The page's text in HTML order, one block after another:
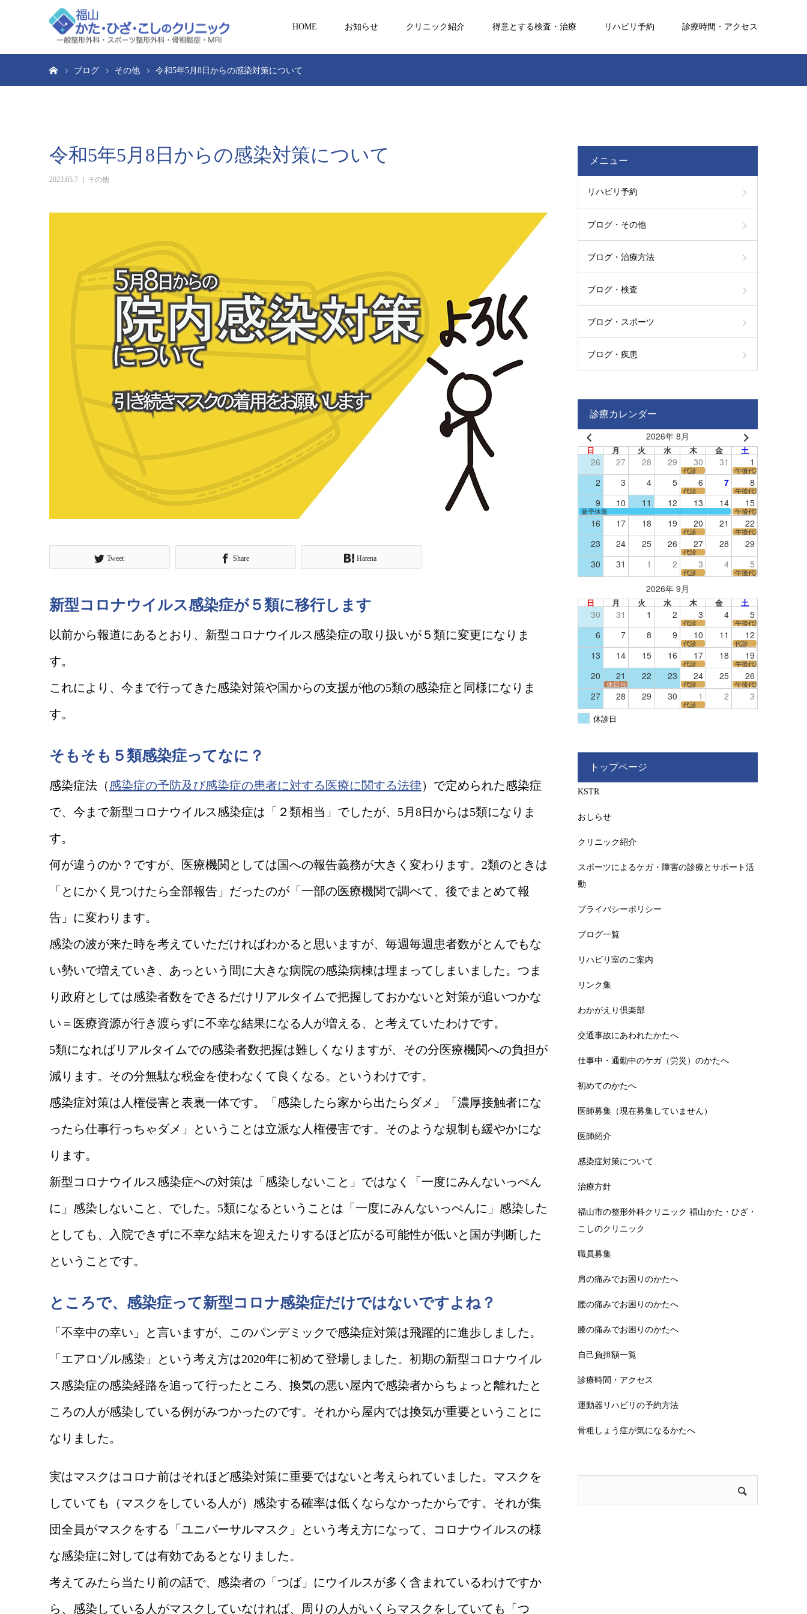
HOME お知らせ クリニック紹介 得意とする検査・治療 リハビリ予約 診療時間・アクセス
ブログ その他 令和5年5月8日からの感染対策について
令和5年5月8日からの感染対策について
2023.05.7 その他
Tweet Share Hatena
新型コロナウイルス感染症が５類に移行します
以前から報道にあるとおり、新型コロナウイルス感染症の取り扱いが５類に変更になりま
す。
これにより、今まで行ってきた感染対策や国からの支援が他の5類の感染症と同様になりま
す。
そもそも５類感染症ってなに？
感染症法（感染症の予防及び感染症の患者に対する医療に関する法律）で定められた感染症
で、今まで新型コロナウイルス感染症は「２類相当」でしたが、5月8日からは5類になりま
す。
何が違うのか？ですが、医療機関としては国への報告義務が大きく変わります。2類のときは
「とにかく見つけたら全部報告」だったのが「一部の医療機関で調べて、後でまとめて報
告」に変わります。
感染の波が来た時を考えていただければわかると思いますが、毎週毎週患者数がとんでもな
い勢いで増えていき、あっという間に大きな病院の感染病棟は埋まってしまいました。つま
り政府としては感染者数をできるだけリアルタイムで把握しておかないと対策が追いつかな
い＝医療資源が行き渡らずに不幸な結果になる人が増える、と考えていたわけです。
5類になればリアルタイムでの感染者数把握は難しくなりますが、その分医療機関への負担が
減ります。その分無駄な税金を使わなくて良くなる。というわけです。
感染症対策は人権侵害と表裏一体です。「感染したら家から出たらダメ」「濃厚接触者にな
ったら仕事行っちゃダメ」ということは立派な人権侵害です。そのような規制も緩やかにな
ります。
新型コロナウイルス感染症への対策は「感染しないこと」ではなく「一度にみんないっぺん
に」感染しないこと、でした。5類になるということは「一度にみんないっぺんに」感染した
としても、入院できずに不幸な結末を迎えたりするほど広がる可能性が低いと国が判断した
ということです。
ところで、感染症って新型コロナ感染症だけではないですよね？
「不幸中の幸い」と言いますが、このパンデミックで感染症対策は飛躍的に進歩しました。
「エアロゾル感染」という考え方は2020年に初めて登場しました。初期の新型コロナウイル
ス感染症の感染経路を追って行ったところ、換気の悪い屋内で感染者からちょっと離れたと
ころの人が感染している例がみつかったのです。それから屋内では換気が重要ということに
なりました。
実はマスクはコロナ前はそれほど感染対策に重要ではないと考えられていました。マスクを
していても（マスクをしている人が）感染する確率は低くならなかったからです。それが集
団全員がマスクをする「ユニバーサルマスク」という考え方になって、コロナウイルスの様
な感染症に対しては有効であるとなりました。
考えてみたら当たり前の話で、感染者の「つば」にウイルスが多く含まれているわけですか
ら、感染している人がマスクしていなければ、周りの人がいくらマスクをしていても「つ
メニュー
リハビリ予約
ブログ・その他
ブログ・治療方法
ブログ・検査
ブログ・スポーツ
ブログ・疾患
診療カレンダー
2026年 8月
日 月 火 水 木 金 土
26 27 28 29 30 31 1
代診 午後代診
2 3 4 5 6 7 8
代診 午後代診
9 10 11 12 13 14 15
夏季休業 午後代診
16 17 18 19 20 21 22
代診 午後代診
23 24 25 26 27 28 29
代診
30 31 1 2 3 4 5
代診 午後代診
2026年 9月
日 月 火 水 木 金 土
30 31 1 2 3 4 5
代診 午後代診
6 7 8 9 10 11 12
代診 代診
13 14 15 16 17 18 19
代診 午後代診
20 21 22 23 24 25 26
休日当番医 代診 午後代診
27 28 29 30 1 2 3
代診
休診日
トップページ
KSTR
おしらせ
クリニック紹介
スポーツによるケガ・障害の診療とサポート活
動
プライバシーポリシー
ブログ一覧
リハビリ室のご案内
リンク集
わかがえり倶楽部
交通事故にあわれたかたへ
仕事中・通勤中のケガ（労災）のかたへ
初めてのかたへ
医師募集（現在募集していません）
医師紹介
感染症対策について
治療方針
福山市の整形外科クリニック 福山かた・ひざ・
こしのクリニック
職員募集
肩の痛みでお困りのかたへ
腰の痛みでお困りのかたへ
膝の痛みでお困りのかたへ
自己負担額一覧
診療時間・アクセス
運動器リハビリの予約方法
骨粗しょう症が気になるかたへ